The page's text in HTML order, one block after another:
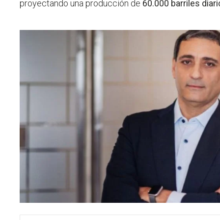
proyectando una producción de 60.000 barriles